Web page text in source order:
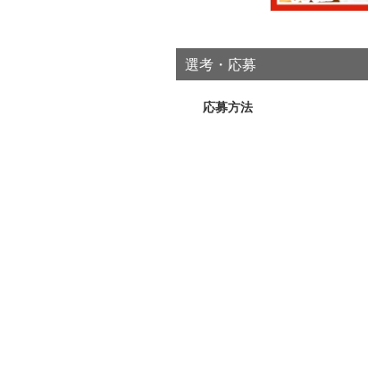
選考・応募
応募方法